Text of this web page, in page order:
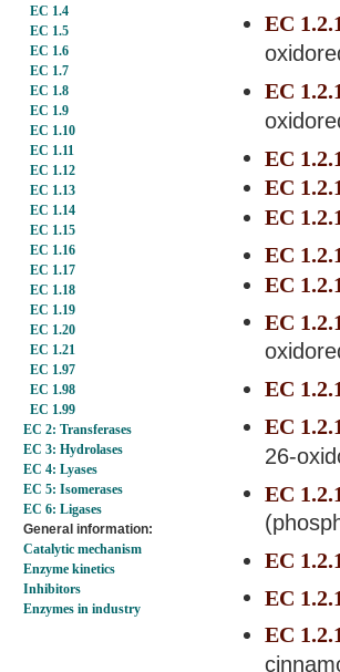
EC 1.4
EC 1.5
EC 1.6
EC 1.7
EC 1.8
EC 1.9
EC 1.10
EC 1.11
EC 1.12
EC 1.13
EC 1.14
EC 1.15
EC 1.16
EC 1.17
EC 1.18
EC 1.19
EC 1.20
EC 1.21
EC 1.97
EC 1.98
EC 1.99
EC 2: Transferases
EC 3: Hydrolases
EC 4: Lyases
EC 5: Isomerases
EC 6: Ligases
General information:
Catalytic mechanism
Enzyme kinetics
Inhibitors
Enzymes in industry
EC
EC
EC
EC
EC
EC
EC
EC
EC
EC
26-
EC
EC
EC
EC